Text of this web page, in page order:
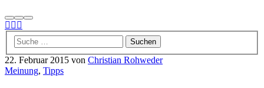
Suchen
Mehr
Info
Hauptmenü
22. Februar 2015 von Christian Rohweder
Meinung, Tipps